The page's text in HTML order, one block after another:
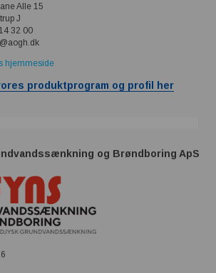
Alle 15
J
32 00
hjemmeside
produktprogram og profil her
og Brøndboring ApS